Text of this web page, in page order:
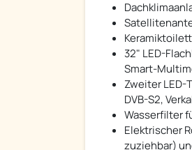
32" LED-
Smart-
Zweiter LED-
DVB-S2,
Wasserfilter
Elektrischer
zuziehbar)